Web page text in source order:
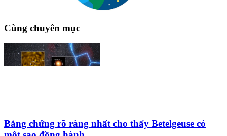
Cùng chuyên mục
Bằng chứng rõ ràng nhất cho thấy Betelgeuse có